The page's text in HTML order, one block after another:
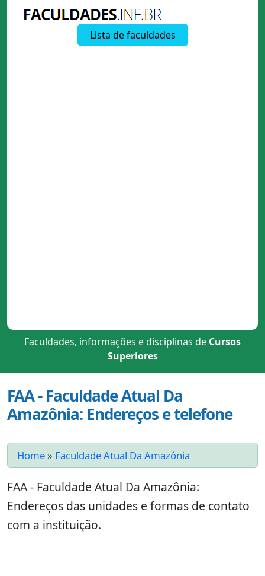
Lista de faculdades
Faculdades, informações e disciplinas de Cursos
Superiores
FAA - Faculdade Atual Da
Amazônia: Endereços e telefone
Home » Faculdade Atual Da Amazônia
FAA - Faculdade Atual Da Amazônia:
Endereços das unidades e formas de contato
com a instituição.